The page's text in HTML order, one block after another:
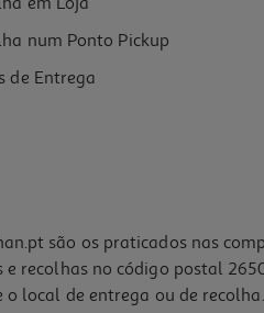
num Ponto Pickup
de Entrega
são os praticados nas
recolhas no código postal
o local de entrega ou de